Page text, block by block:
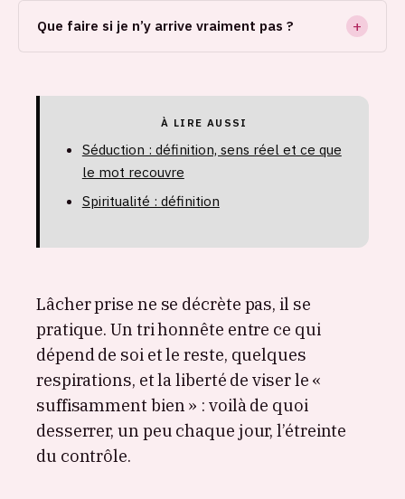
Que faire si je n’y arrive vraiment pas ?
À LIRE AUSSI
Séduction : définition, sens réel et ce que
le mot recouvre
Spiritualité : définition
Lâcher prise ne se décrète pas, il se
pratique. Un tri honnête entre ce qui
dépend de soi et le reste, quelques
respirations, et la liberté de viser le «
suffisamment bien » : voilà de quoi
desserrer, un peu chaque jour, l’étreinte
du contrôle.